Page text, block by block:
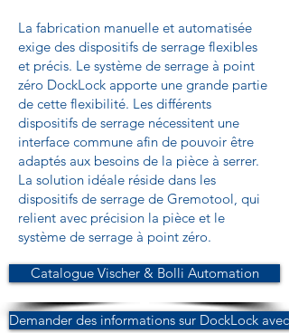
La fabrication manuelle et automatisée
exige des dispositifs de serrage flexibles
et précis. Le système de serrage à point
zéro DockLock apporte une grande partie
de cette flexibilité. Les différents
dispositifs de serrage nécessitent une
interface commune afin de pouvoir être
adaptés aux besoins de la pièce à serrer.
La solution idéale réside dans les
dispositifs de serrage de Gremotool, qui
relient avec précision la pièce et le
système de serrage à point zéro.
Catalogue Vischer & Bolli Automation
Demander des informations sur DockLock